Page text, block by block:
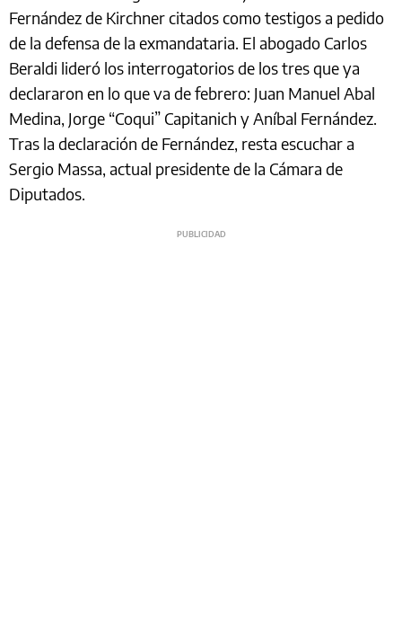
Fernández de Kirchner citados como testigos a pedido
de la defensa de la exmandataria. El abogado Carlos
Beraldi lideró los interrogatorios de los tres que ya
declararon en lo que va de febrero: Juan Manuel Abal
Medina, Jorge “Coqui” Capitanich y Aníbal Fernández.
Tras la declaración de Fernández, resta escuchar a
Sergio Massa, actual presidente de la Cámara de
Diputados.